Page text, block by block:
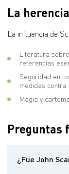
La herencia
La influencia de
Literatura
referencias
Seguridad en
medidas contra
Magia y
Preguntas
¿Fue John